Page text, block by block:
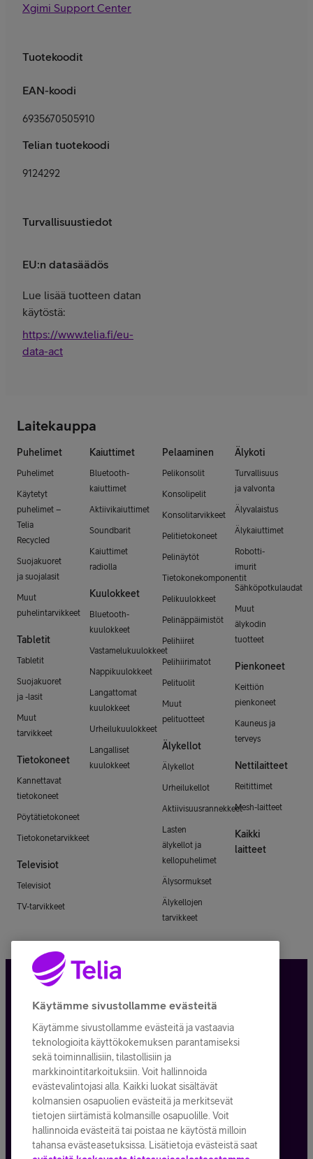
Xgimi Support Center
Tuotekoodit
EAN-koodi
6935670505910
Telian tuotekoodi
9124292
Turvallisuustiedot
EU:n datasäädös
Lue lisää tuotteen datan
käytöstä:
https://www.telia.fi/eu-
data-act
Laitekauppa
Puhelimet
Puhelimet
Käytetyt
puhelimet –
Telia
Recycled
Suojakuoret
ja suojalasit
Muut
puhelintarvikkeet
Tabletit
Tabletit
Suojakuoret
ja -lasit
Muut
tarvikkeet
Tietokoneet
Kannettavat
tietokoneet
Pöytätietokoneet
Tietokonetarvikkeet
Televisiot
Televisiot
TV-tarvikkeet
Kaiuttimet
Bluetooth-
kaiuttimet
Aktiivikaiuttimet
Soundbarit
Kaiuttimet
radiolla
Kuulokkeet
Bluetooth-
kuulokkeet
Vastamelukuulokkeet
Nappikuulokkeet
Langattomat
kuulokkeet
Urheilukuulokkeet
Langalliset
kuulokkeet
Pelaaminen
Pelikonsolit
Konsolipelit
Konsolitarvikkeet
Pelitietokoneet
Pelinäytöt
Tietokonekomponentit
Pelikuulokkeet
Pelinäppäimistöt
Pelihiiret
Pelihiirimatot
Pelituolit
Muut
pelituotteet
Älykellot
Älykellot
Urheilukellot
Aktiivisuusrannekkeet
Lasten
älykellot ja
kellopuhelimet
Älysormukset
Älykellojen
tarvikkeet
Älykoti
Turvallisuus
ja valvonta
Älyvalaistus
Älykaiuttimet
Robotti-
imurit
Sähköpotkulaudat
Muut
älykodin
tuotteet
Pienkoneet
Keittiön
pienkoneet
Kauneus ja
terveys
Nettilaitteet
Reitittimet
Mesh-laitteet
Kaikki
laitteet
Tietosuoja ja -turva
Tilauksen peruuttaminen
Käyttöehdot
Evästeiden käyttö
Toimitusehdot ja palvelukuvaukset
Käytämme sivustollamme evästeitä
Käytämme sivustollamme evästeitä ja vastaavia
teknologioita käyttökokemuksen parantamiseksi
sekä toiminnallisiin, tilastollisiin ja
markkinointitarkoituksiin. Voit hallinnoida
evästevalintojasi alla. Kaikki luokat sisältävät
kolmansien osapuolien evästeitä ja merkitsevät
tietojen siirtämistä kolmansille osapuolille. Voit
hallinnoida evästeitä tai poistaa ne käytöstä milloin
tahansa evästeasetuksissa. Lisätietoja evästeistä saat